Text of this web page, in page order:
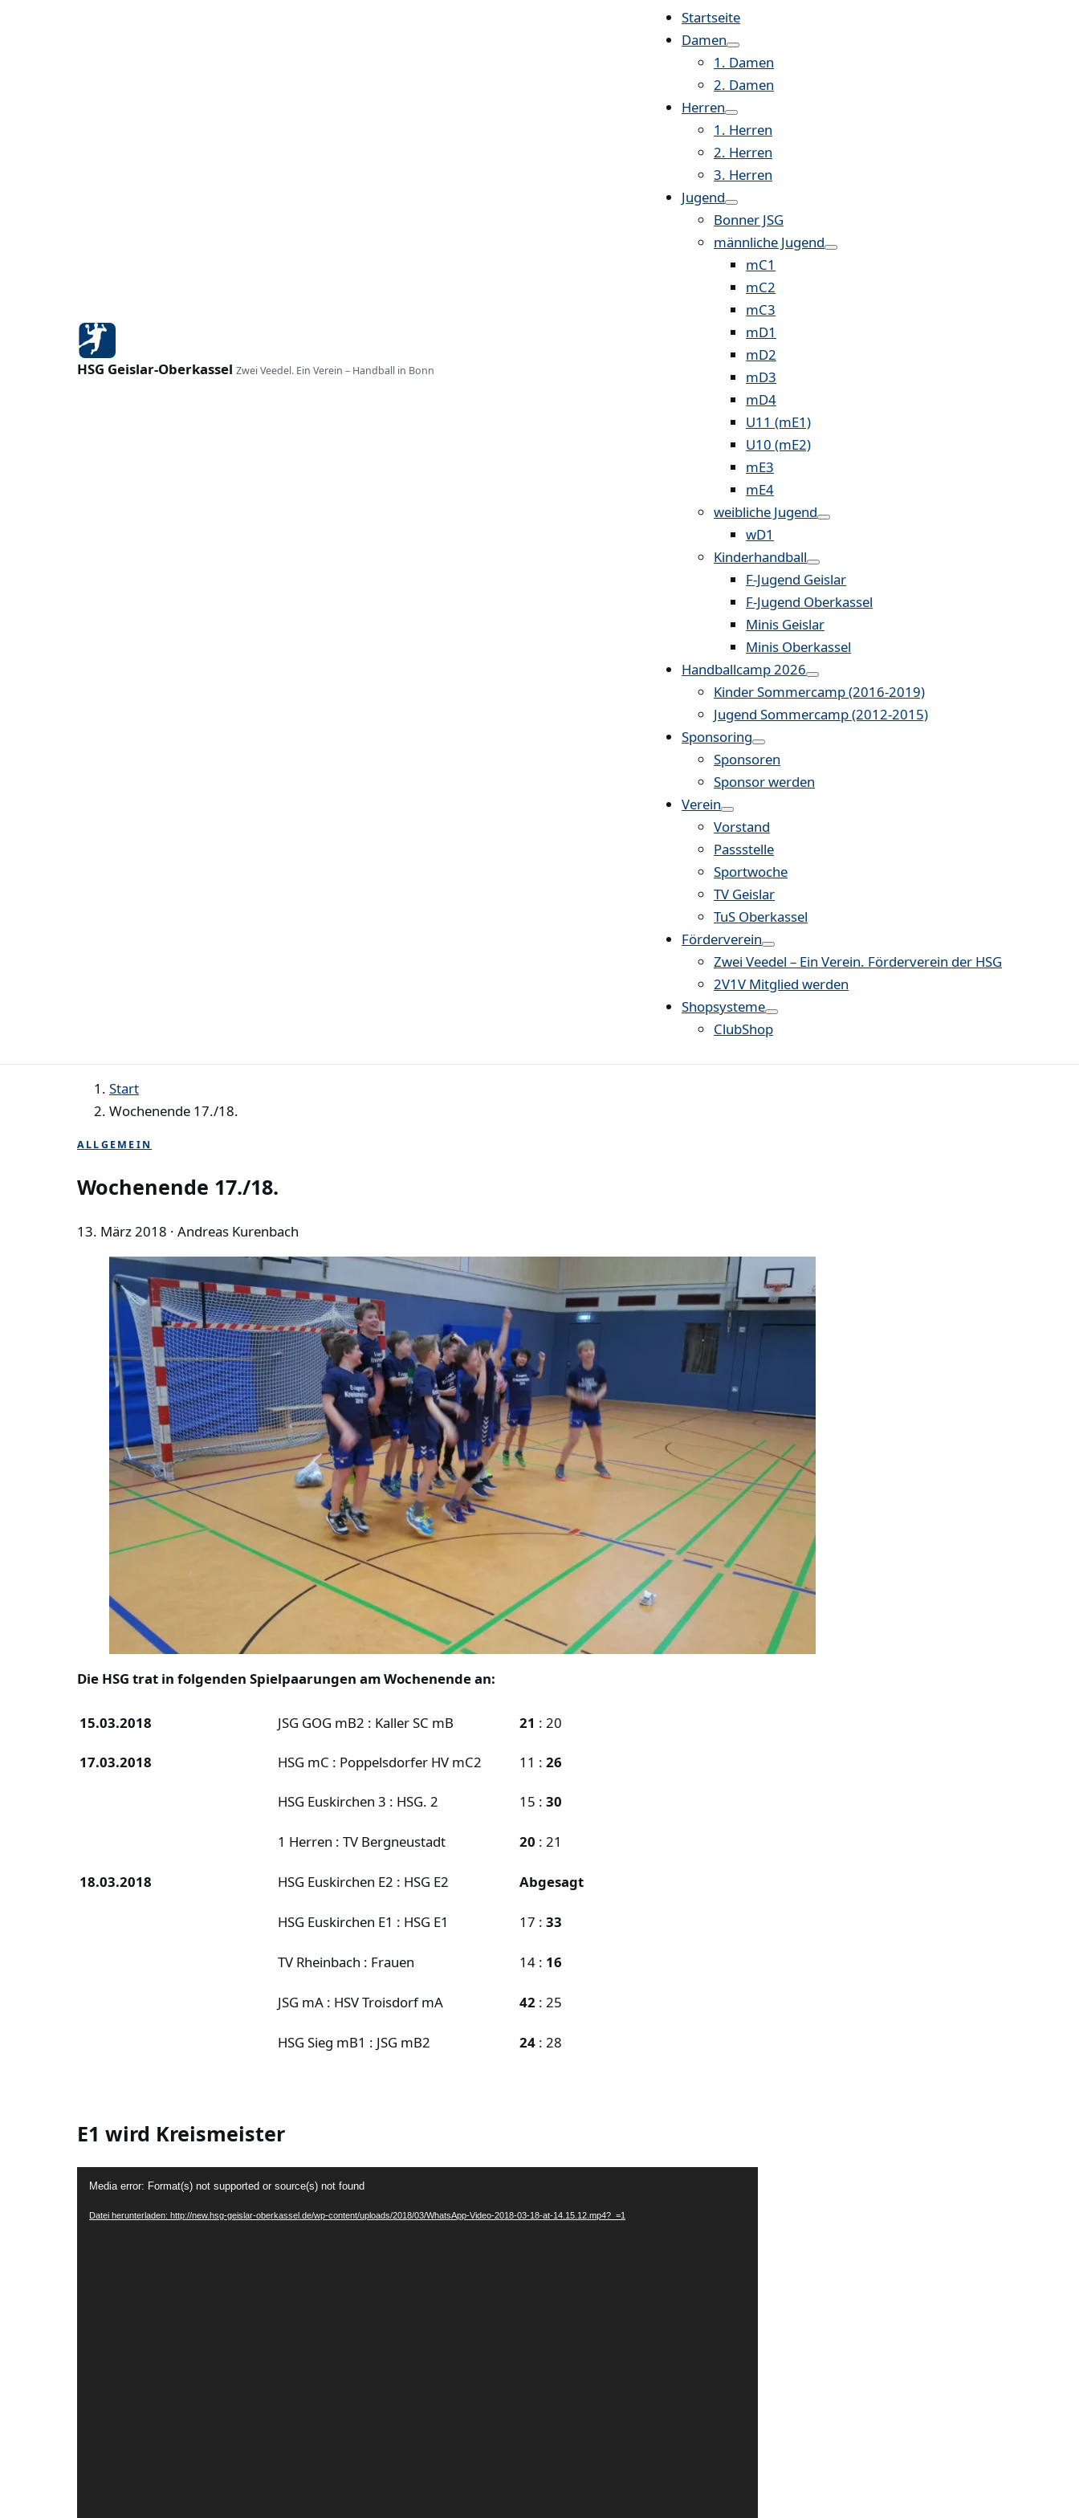
HSG Geislar-Oberkassel Zwei Veedel. Ein Verein – Handball in Bonn
Startseite
Damen
1. Damen
2. Damen
Herren
1. Herren
2. Herren
3. Herren
Jugend
Bonner JSG
männliche Jugend
mC1
mC2
mC3
mD1
mD2
mD3
mD4
U11 (mE1)
U10 (mE2)
mE3
mE4
weibliche Jugend
wD1
Kinderhandball
F-Jugend Geislar
F-Jugend Oberkassel
Minis Geislar
Minis Oberkassel
Handballcamp 2026
Kinder Sommercamp (2016-2019)
Jugend Sommercamp (2012-2015)
Sponsoring
Sponsoren
Sponsor werden
Verein
Vorstand
Passstelle
Sportwoche
TV Geislar
TuS Oberkassel
Förderverein
Zwei Veedel – Ein Verein. Förderverein der HSG
2V1V Mitglied werden
Shopsysteme
ClubShop
Start
Wochenende 17./18.
ALLGEMEIN
Wochenende 17./18.
13. März 2018 · Andreas Kurenbach
Die HSG trat in folgenden Spielpaarungen am Wochenende an:
15.03.2018 JSG GOG mB2 : Kaller SC mB 21 : 20
17.03.2018 HSG mC : Poppelsdorfer HV mC2 11 : 26
HSG Euskirchen 3 : HSG. 2 15 : 30
1 Herren : TV Bergneustadt 20 : 21
18.03.2018 HSG Euskirchen E2 : HSG E2 Abgesagt
HSG Euskirchen E1 : HSG E1 17 : 33
TV Rheinbach : Frauen 14 : 16
JSG mA : HSV Troisdorf mA 42 : 25
HSG Sieg mB1 : JSG mB2 24 : 28
E1 wird Kreismeister
Video-
Media error: Format(s) not supported or source(s) not found
Datei herunterladen: http://new.hsg-geislar-oberkassel.de/wp-content/uploads/2018/03/WhatsApp-Video-2018-03-18-at-14.15.12.mp4?_=1